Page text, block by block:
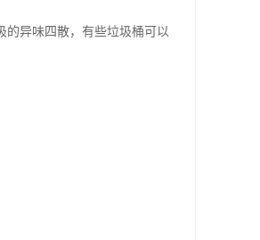
的异味四散，有些垃圾桶可以